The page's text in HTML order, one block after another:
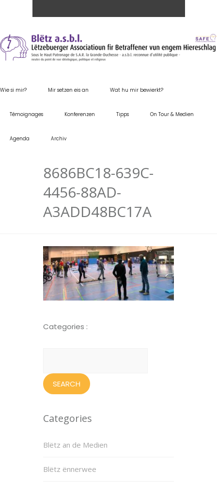
Wie si mir? Mir setzen eis an Wat hu mir bewierkt?
Témoignages Konferenzen Tipps On Tour & Medien
Agenda Archiv
8686BC18-639C-
4456-88AD-
A3ADD48BC17A
Categories :
Categories
Blëtz an de Medien
Blëtz ënnerwee